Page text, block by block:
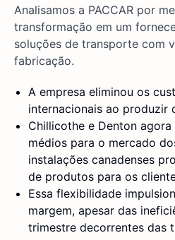
Analisamos a PACCAR por
transformação em um
soluções de transporte com
fabricação.
A empresa eliminou os
internacionais ao produzir
Chillicothe e Denton
médios para o mercado
instalações canadenses
de produtos para os
Essa flexibilidade
margem, apesar das
trimestre decorrentes das